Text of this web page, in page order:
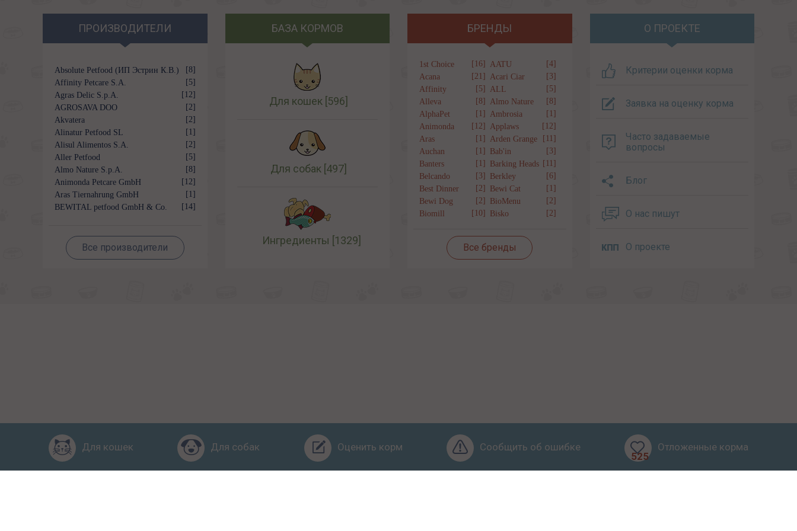
ПРОИЗВОДИТЕЛИ
Absolute Petfood (ИП Эстрин К.В.)
[8]
Affinity Petcare S.A.
[5]
Agras Delic S.p.A.
[12]
AGROSAVA DOO
[2]
Akvatera
[2]
Alinatur Petfood SL
[1]
Alisul Alimentos S.A.
[2]
Aller Petfood
[5]
Almo Nature S.p.A.
[8]
Animonda Petcare GmbH
[12]
Aras Tiernahrung GmbH
[1]
BEWITAL petfood GmbH & Co.
[14]
Все производители
БАЗА КОРМОВ
Для кошек [596]
Для собак [497]
Ингредиенты [1329]
БРЕНДЫ
1st Choice [16] AATU
[4]
Acana
[21] Acari Ciar
[3]
Affinity
[5] ALL
[5]
Alleva
[8] Almo Nature
[8]
AlphaPet
[1] Ambrosia
[1]
Animonda
[12] Applaws
[12]
Aras
[1] Arden Grange
[11]
Auchan
[1] Bab'in
[3]
Banters
[1] Barking Heads [11]
Belcando
[3] Berkley
[6]
Best Dinner
[2] Bewi Cat
[1]
Bewi Dog
[2] BioMenu
[2]
Biomill
[10] Bisko [2]
Все бренды
О ПРОЕКТЕ
Критерии оценки корма
Заявка на оценку корма
Часто задаваемые
вопросы
Блог
О нас пишут
О проекте
Для кошек Для собак Оценить корм
Сообщить об ошибке
525
Отложенные корма